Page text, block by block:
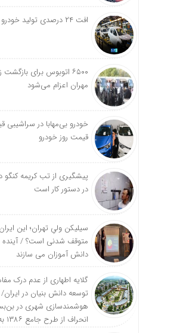
افت ۲۴ درصدی تولید خودرو در کشور
۶۵۰۰ اتوبوس برای بازگشت
مهران اعزام می‌شود
خودرو بی‌مهابا در
قیمت روز خودرو
پیشگیری از تب کریمه کنگو
در دستور کار است
متوقف شدنی است؟ / آینده
دانش آموزان می سازند
گلایه اطهاری از عدم درک
توسعه دانش بنیان در
هوشمندسازی شهری در
انحراف از طرح جامع ۱۳۸۶ به کشور آسیب زد